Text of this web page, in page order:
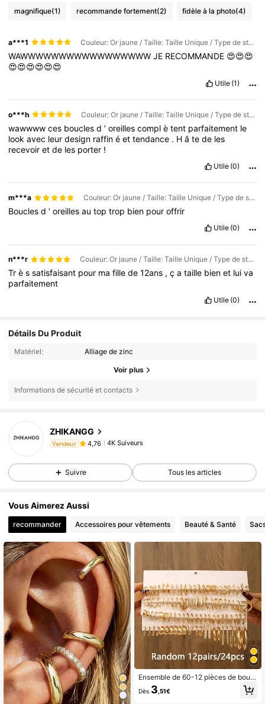
magnifique(1) recommande fortement(2) fidèle à la photo(4)
a***1 Couleur: Or jaune / Taille: Taille Unique / Type de style: Style 3
WAWWWWWWWWWWWWWWWWWJE RECOMMANDE 😍😍😍
😍😍😍😍😍😍
Utile (1)
o***h Couleur: Or jaune / Taille: Taille Unique / Type de style: Style 6
wawwwwces bouclesd’oreillescomplètent parfaitement le
lookavec leurdesign raffinéettendance . Hâtede les
recevoiretde les porter !
Utile (0)
m***a Couleur: Or jaune / Taille: Taille Unique / Type de style: Style 1
Bouclesd’oreillesautoptrop bien pouroffrir
Utile (0)
n***r Couleur: Or jaune / Taille: Taille Unique / Type de style: Style 1
Trèssatisfaisant pour mafillede12ans ,çataille bienet luiva
parfaitement
Utile (0)
Détails Du Produit
Matériel: Alliage de zinc
Voir plus
Informations de sécurité et contacts
ZHIKANGG
Vendeur 4,76 4K Suiveurs
Suivre Tous les articles
Vous Aimerez Aussi
recommander Accessoires pour vêtements Beauté & Santé
Ensemble de 60-12 pièces de boucl
es d'oreilles à la mode, fleurs délica
tes ajourées, carrés texturés larges,
Dès 3 ,51€